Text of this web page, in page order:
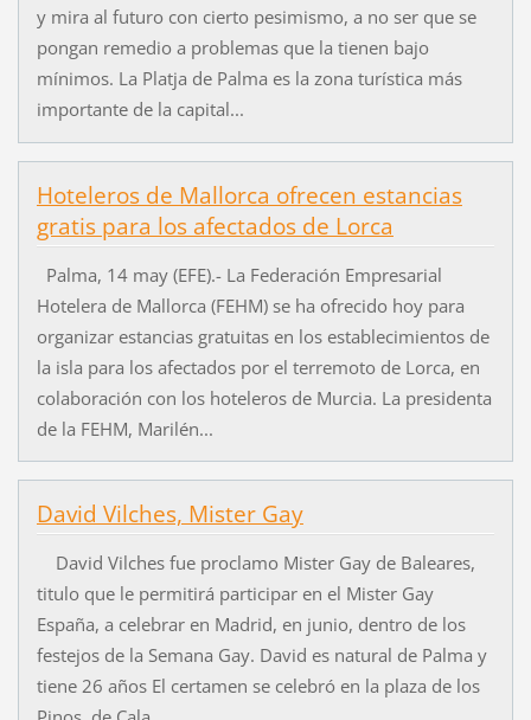
y mira al futuro con cierto pesimismo, a no ser que se
pongan remedio a problemas que la tienen bajo
mínimos. La Platja de Palma es la zona turística más
importante de la capital...
Hoteleros de Mallorca ofrecen estancias
gratis para los afectados de Lorca
Palma, 14 may (EFE).- La Federación Empresarial
Hotelera de Mallorca (FEHM) se ha ofrecido hoy para
organizar estancias gratuitas en los establecimientos de
la isla para los afectados por el terremoto de Lorca, en
colaboración con los hoteleros de Murcia. La presidenta
de la FEHM, Marilén...
David Vilches, Mister Gay
David Vilches fue proclamo Mister Gay de Baleares,
titulo que le permitirá participar en el Mister Gay
España, a celebrar en Madrid, en junio, dentro de los
festejos de la Semana Gay. David es natural de Palma y
tiene 26 años El certamen se celebró en la plaza de los